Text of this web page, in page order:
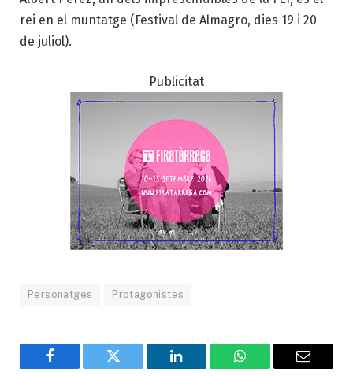
rei en el muntatge (Festival de Almagro, dies 19 i 20
de juliol).
Publicitat
Personatges Protagonistes
Facebook Twitter LinkedIn WhatsAppEmail